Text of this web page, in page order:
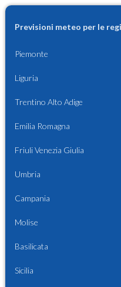
Previsioni meteo per le
Piemonte
Liguria
Trentino Alto Adige
Emilia Romagna
Friuli Venezia Giulia
Umbria
Campania
Molise
Basilicata
Sicilia